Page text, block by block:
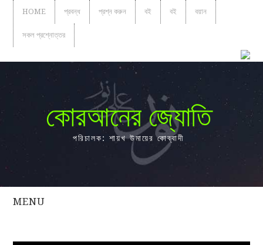
HOME প্রবন্ধ প্রশ্ন করুন বই বই বয়ান
সকল প্রশ্নোত্তর
কোরআনের জ্যোতি
পরিচালক: শায়খ উমায়ের কোব্বাদী
MENU
সকল